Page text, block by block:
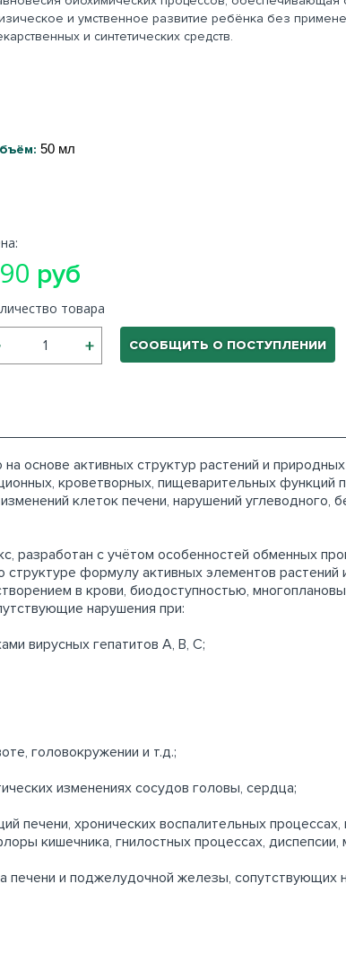
и умственное развитие ребёнка без
и синтетических средств.
50 мл
руб
товара
СООБЩИТЬ О ПОСТУПЛЕНИИ
основе активных структур растений и
кроветворных, пищеварительных
клеток печени, нарушений углеводного,
разработан с учётом особенностей обменных
формулу активных элементов
в крови, биодоступностью,
нарушения при:
вирусных гепатитов А, В, С;
головокружении и т.д.;
изменениях сосудов головы, сердца;
печени, хронических воспалительных
кишечника, гнилостных процессах, диспепсии,
печени и поджелудочной железы, сопутствующих